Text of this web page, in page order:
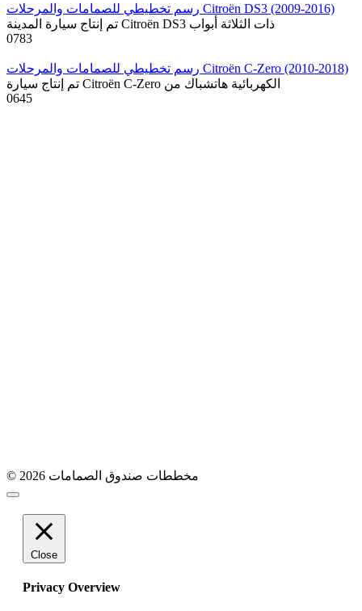
رسم تخطيطي للصمامات والمرحلات Citroën DS3 (2009-2016)
تم إنتاج سيارة المدينة Citroën DS3 ذات الثلاثة أبواب
0783
رسم تخطيطي للصمامات والمرحلات Citroën C-Zero (2010-2018)
تم إنتاج سيارة Citroën C-Zero الكهربائية هاتشباك من
0645
© 2026 مخططات صندوق الصمامات
Close
Privacy Overview